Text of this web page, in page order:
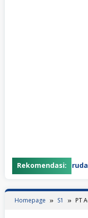
Rekomendasi:
PT Garuda
Homepage S1 PT